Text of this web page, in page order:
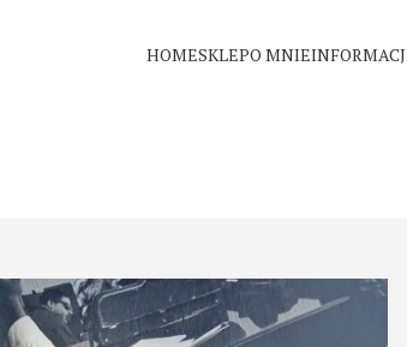
HOMESKLEPO MNIE